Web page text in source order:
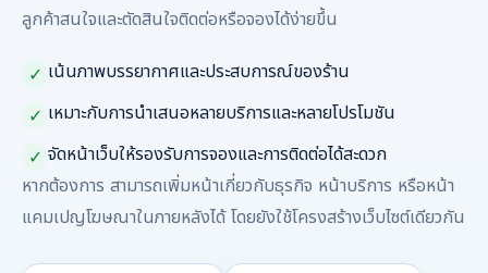
ลูกค้าสนใจและตัดสินใจติดต่อหรือจองได้ง่ายขึ้น
✓ เน้นภาพบรรยากาศและประสบการณ์ของร้าน
✓ เหมาะกับการนำเสนอหลายบริการและหลายโปรโมชัน
✓ จัดหน้าเว็บให้รองรับการจองและการติดต่อได้สะดวก
หากต้องการ สามารถเพิ่มหน้าเกี่ยวกับธุรกิจ หน้าบริการ หรือหน้า
แคมเปญโฆษณาในภายหลังได้ โดยยังใช้โครงสร้างเว็บไซต์เดียวกัน